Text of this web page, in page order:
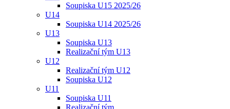
Soupiska U15 2025/26
U14
Soupiska U14 2025/26
U13
Soupiska U13
Realizační tým U13
U12
Realizační tým U12
Soupiska U12
U11
Soupiska U11
Realizační tým